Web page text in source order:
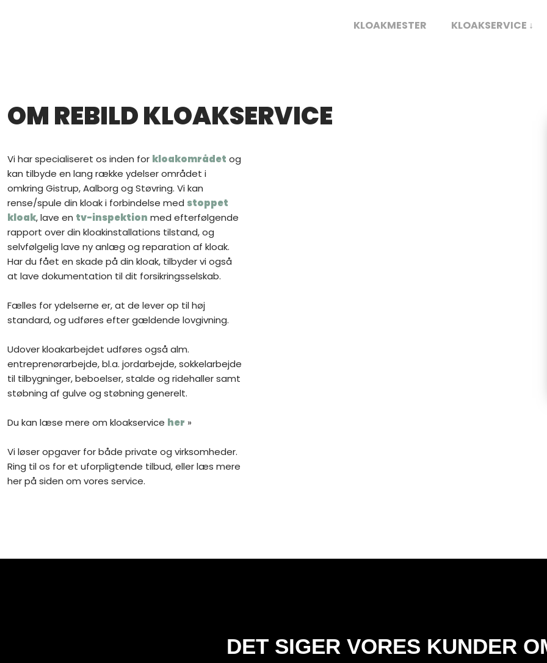
KLOAKMESTER KLOAKSERVICE ↓
OM REBILD KLOAKSERVICE
Vi har specialiseret os inden for kloakområdet og
kan tilbyde en lang række ydelser området i
omkring Gistrup, Aalborg og Støvring. Vi kan
rense/spule din kloak i forbindelse med stoppet
kloak, lave en tv-inspektion med efterfølgende
rapport over din kloakinstallations tilstand, og
selvfølgelig lave ny anlæg og reparation af kloak.
Har du fået en skade på din kloak, tilbyder vi også
at lave dokumentation til dit forsikringsselskab.
Fælles for ydelserne er, at de lever op til høj
standard, og udføres efter gældende lovgivning.
Udover kloakarbejdet udføres også alm.
entreprenørarbejde, bl.a. jordarbejde, sokkelarbejde
til tilbygninger, beboelser, stalde og ridehaller samt
støbning af gulve og støbning generelt.
Du kan læse mere om kloakservice her »​
Vi løser opgaver for både private og virksomheder.
Ring til os for et uforpligtende tilbud, eller læs mere
her på siden om vores service.
DET SIGER VORES KUNDER